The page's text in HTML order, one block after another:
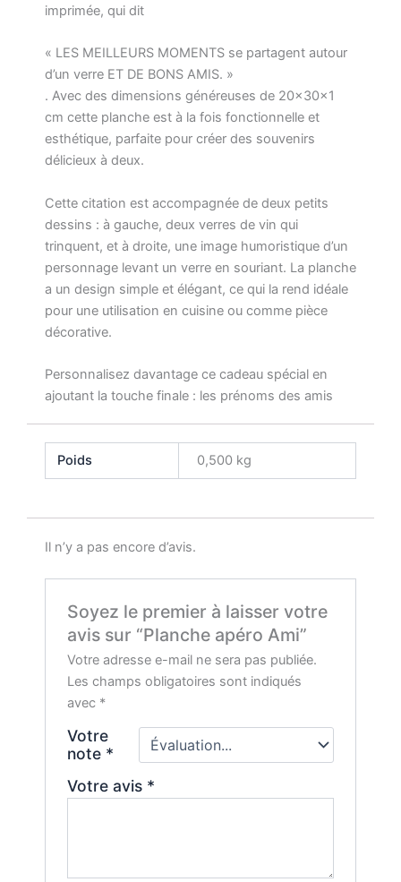
imprimée, qui dit
« LES MEILLEURS MOMENTS se partagent autour
d’un verre ET DE BONS AMIS. »
. Avec des dimensions généreuses de 20x30x1
cm cette planche est à la fois fonctionnelle et
esthétique, parfaite pour créer des souvenirs
délicieux à deux.
Cette citation est accompagnée de deux petits
dessins : à gauche, deux verres de vin qui
trinquent, et à droite, une image humoristique d’un
personnage levant un verre en souriant. La planche
a un design simple et élégant, ce qui la rend idéale
pour une utilisation en cuisine ou comme pièce
décorative.
Personnalisez davantage ce cadeau spécial en
ajoutant la touche finale : les prénoms des amis
Poids 0,500 kg
Il n’y a pas encore d’avis.
Soyez le premier à laisser votre
avis sur “Planche apéro Ami”
Votre adresse e-mail ne sera pas publiée.
Les champs obligatoires sont indiqués
avec *
Votre
note *
Votre avis *